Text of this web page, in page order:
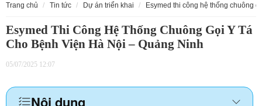
trang chủ tin tức dự án triển khai esymed thi công hệ thống chuông
Esymed Thi Công Hệ Thống Chuông Gọi Y Tá
Cho Bệnh Viện Hà Nội – Quảng Ninh
05/07/2025 12:07
Nội dung